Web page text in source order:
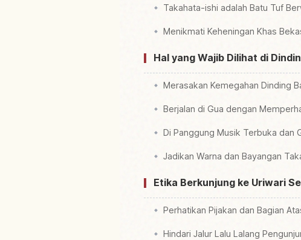
Takahata-ishi adalah Batu Tuf
Menikmati Keheningan Khas
Hal yang Wajib Dilihat di
Merasakan Kemegahan Dinding
Berjalan di Gua dengan
Di Panggung Musik Terbuka dan
Jadikan Warna dan Bayangan
Etika Berkunjung ke Uriwari
Perhatikan Pijakan dan Bagian
Hindari Jalur Lalu Lalang